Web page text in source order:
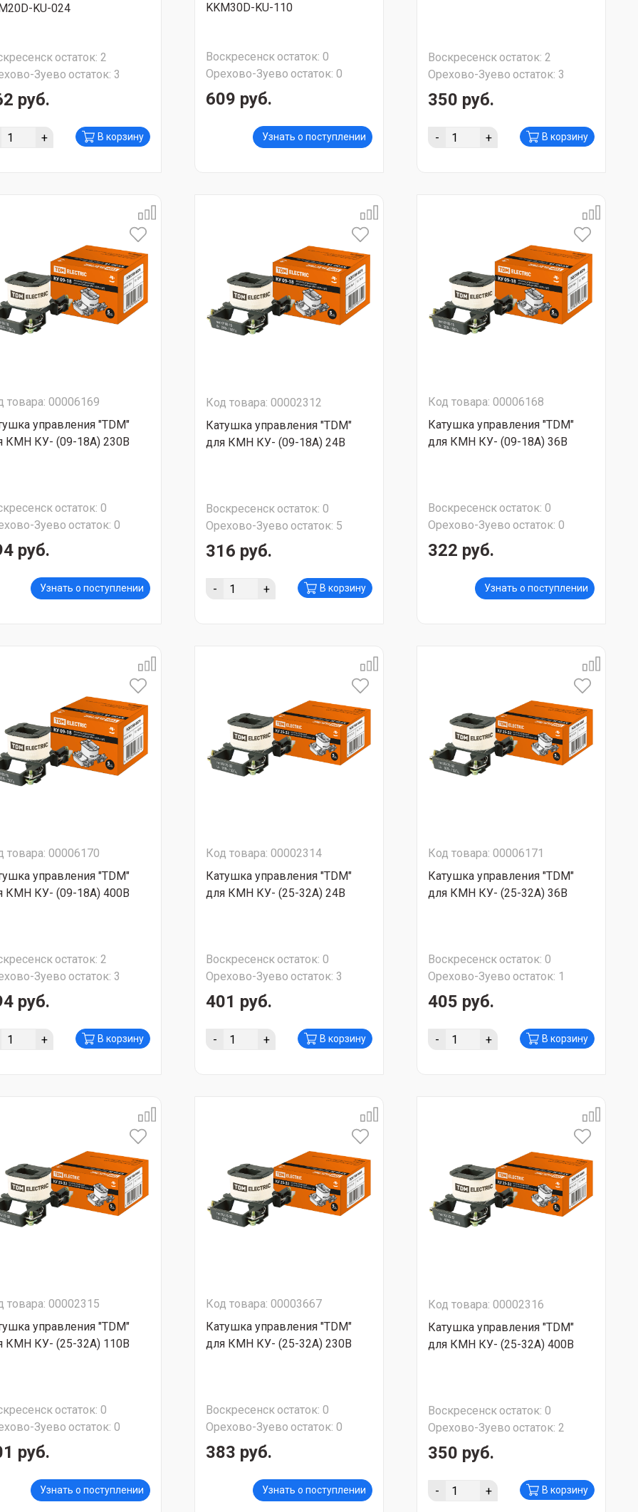
KU-024
остаток: 2
Зуево остаток: 3
руб.
+ В корзину
KKM30D-KU-110
Воскресенскостаток: 0
Орехово-Зуево остаток: 0
609 руб.
Узнать о поступлении
Воскресенскостаток: 2
Орехово-Зуево остаток: 3
350 руб.
- + В корзину
товара: 00006169
управления "TDM"
КМН КУ- (09-18А) 230В
остаток: 0
Зуево остаток: 0
руб.
Узнать о поступлении
Код товара: 00002312
Катушка управления "TDM"
для КМН КУ- (09-18А) 24В
Воскресенскостаток: 0
Орехово-Зуево остаток: 5
316 руб.
- + В корзину
Код товара: 00006168
Катушка управления "TDM"
для КМН КУ- (09-18А) 36В
Воскресенскостаток: 0
Орехово-Зуево остаток: 0
322 руб.
Узнать о поступлении
товара: 00006170
управления "TDM"
КМН КУ- (09-18А) 400В
остаток: 2
Зуево остаток: 3
руб.
+ В корзину
Код товара: 00002314
Катушка управления "TDM"
для КМН КУ- (25-32А) 24В
Воскресенскостаток: 0
Орехово-Зуево остаток: 3
401 руб.
- + В корзину
Код товара: 00006171
Катушка управления "TDM"
для КМН КУ- (25-32А) 36В
Воскресенскостаток: 0
Орехово-Зуево остаток: 1
405 руб.
- + В корзину
товара: 00002315
управления "TDM"
КМН КУ- (25-32А) 110В
остаток: 0
Зуево остаток: 0
руб.
Узнать о поступлении
Код товара: 00003667
Катушка управления "TDM"
для КМН КУ- (25-32А) 230В
Воскресенскостаток: 0
Орехово-Зуево остаток: 0
383 руб.
Узнать о поступлении
Код товара: 00002316
Катушка управления "TDM"
для КМН КУ- (25-32А) 400В
Воскресенскостаток: 0
Орехово-Зуево остаток: 2
350 руб.
- + В корзину